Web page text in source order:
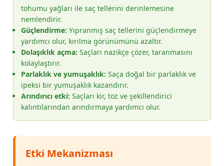
tohumu yağları ile saç tellerini derinlemesine
nemlendirir.
Güçlendirme: Yıpranmış saç tellerini güçlendirmeye
yardımcı olur, kırılma görünümünü azaltır.
Dolaşıklık açma: Saçları nazikçe çözer, taranmasını
kolaylaştırır.
Parlaklık ve yumuşaklık: Saça doğal bir parlaklık ve
ipeksi bir yumuşaklık kazandırır.
Arındırıcı etki: Saçları kir, toz ve şekillendirici
kalıntılarından arındırmaya yardımcı olur.
Etki Mekanizması